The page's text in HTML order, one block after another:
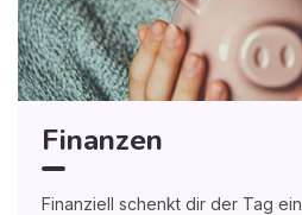
Finanzen
Finanziell schenkt dir der Tag